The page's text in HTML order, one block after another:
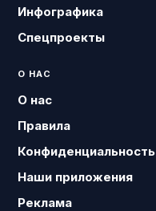
Инфографика
Спецпроекты
О НАС
О нас
Правила
Конфиденциальность
Наши приложения
Реклама